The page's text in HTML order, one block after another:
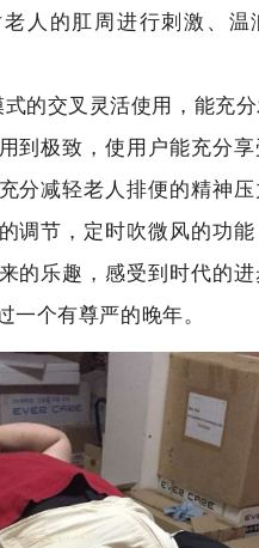
人的肛周进行刺激、温
式的交叉灵活使用，能充
到极致，使用户能充分
分减轻老人排便的精神
调节，定时吹微风的功
的乐趣，感受到时代的
一个有尊严的晚年。